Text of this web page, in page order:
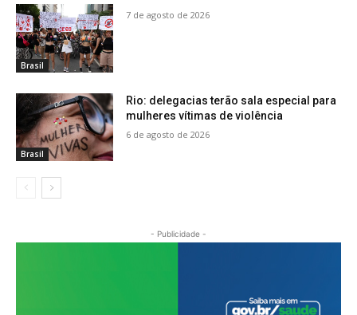
Brasil
7 de agosto de 2026
Brasil
Rio: delegacias terão sala especial para
mulheres vítimas de violência
6 de agosto de 2026
- Publicidade -